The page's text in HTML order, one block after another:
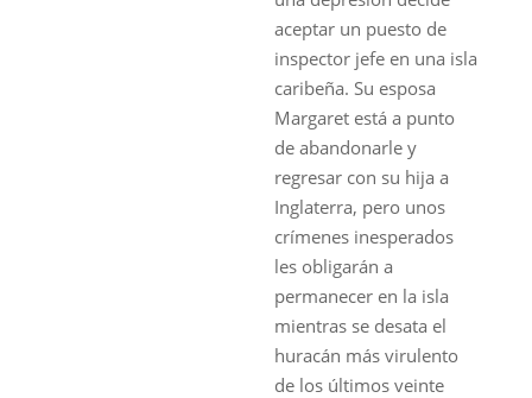
aceptar un puesto de
inspector jefe en una isla
caribeña. Su esposa
Margaret está a punto
de abandonarle y
regresar con su hija a
Inglaterra, pero unos
crímenes inesperados
les obligarán a
permanecer en la isla
mientras se desata el
huracán más virulento
de los últimos veinte